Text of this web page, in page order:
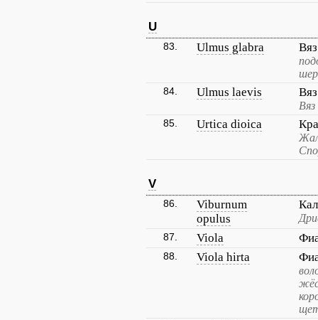
U
83. Ulmus glabra
84. Ulmus laevis
85. Urtica dioica
V
86.
Viburnum
opulus
87. Viola
88. Viola hirta